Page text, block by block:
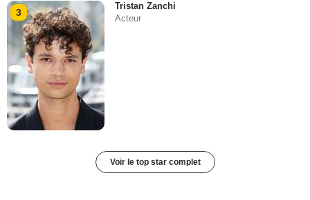
3
Tristan Zanchi
Acteur
Voir le top star complet